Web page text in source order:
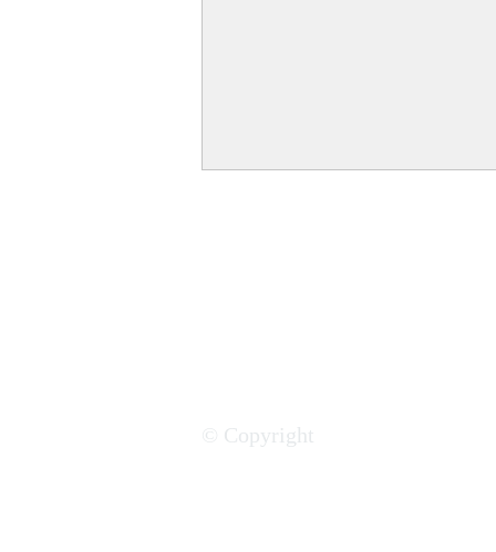
de faire des affaires
© Copyright